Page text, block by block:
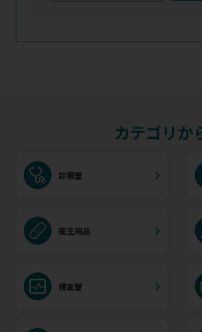
カテゴリか
診察室
衛生用品
検査室